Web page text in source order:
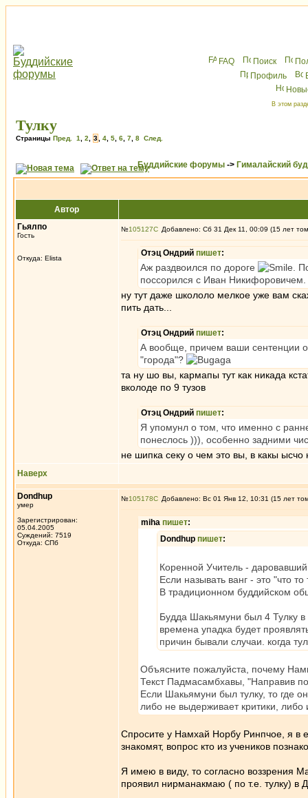
FAQ Поиск
Профиль
В этом
Тулку
Страницы Пред. 1 2 3 4 5 6 7 8 След.
Буддийские форумы -> Гималайский
Автор
Гьялпо
Гость
Откуда: Elista
№105127 Добавлено: Сб 31 Дек 11, 00:09 (15 лет
Отэц Ондрий пишет:
Аж раздвоился по дороге
.
поссорился с Иван
ну тут даже школоло мелкое уже вам
пить дать...
Отэц Ондрий пишет:
А вообще, причем ваши сентенции
"города"?
та ну шо вы, кармапы тут как никада
вколоде по 9 тузов
Отэц Ондрий пишет:
Я упомунл о том, что именно с
понеслось ))), особенно задними
не шипка секу о чем это вы, в какы
Наверх
Dondhup
умер
Зарегистрирован:
05.04.2005
Суждений: 7519
Откуда: СПб
№105178 Добавлено: Вс 01 Янв 12, 10:31 (15 лет
miha пишет:
Dondhup пишет:
Коренной Учитель - даровавший
Если называть ванг - это "что
В традиционном буддийском
Будда Шакьямуни был 4 Тулку
времена упадка будет
причин бывали случаи. когда
Объясните пожалуйста, почему
Текст Падмасамбхавы, "Направив
Если Шакьямуни был тулку, то где
либо не выдерживает критики,
Спросите у Намхай Норбу Ринпчое, я в
знакомят, вопрос кто из учеников
Я имею в виду, то согласно воззрения
проявил нирманакмаю ( по т.е. тулку) в